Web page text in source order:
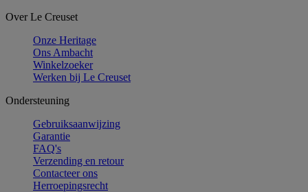
Over Le Creuset
Onze Heritage
Ons Ambacht
Winkelzoeker
Werken bij Le Creuset
Ondersteuning
Gebruiksaanwijzing
Garantie
FAQ's
Verzending en retour
Contacteer ons
Herroepingsrecht